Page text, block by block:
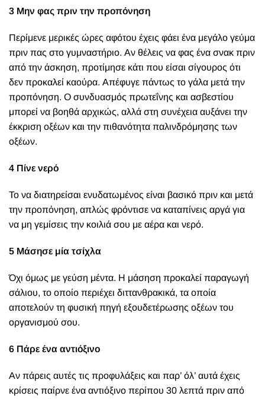
3 Μην φας πριν την προπόνηση
Περίμενε μερικές ώρες αφότου έχεις φάει ένα μεγάλο γεύμα
πριν πας στο γυμναστήριο. Αν θέλεις να φας ένα σνακ πριν
από την άσκηση, προτίμησε κάτι που είσαι σίγουρος ότι
δεν προκαλεί καούρα. Απέφυγε πάντως το γάλα μετά την
προπόνηση. Ο συνδυασμός πρωτεΐνης και ασβεστίου
μπορεί να βοηθά αρχικώς, αλλά στη συνέχεια αυξάνει την
έκκριση οξέων και την πιθανότητα παλινδρόμησης των
οξέων.
4 Πίνε νερό
Το να διατηρείσαι ενυδατωμένος είναι βασικό πριν και μετά
την προπόνηση, απλώς φρόντισε να καταπίνεις αργά για
να μη γεμίσεις την κοιλιά σου με αέρα και νερό.
5 Μάσησε μία τσίχλα
Όχι όμως με γεύση μέντα. Η μάσηση προκαλεί παραγωγή
σάλιου, το οποίο περιέχει διττανθρακικά, τα οποία
αποτελούν τη φυσική πηγή εξουδετέρωσης οξέων του
οργανισμού σου.
6 Πάρε ένα αντιόξινο
Αν πάρεις αυτές τις προφυλάξεις και παρ’ όλ’ αυτά έχεις
κρίσεις παίρνε ένα αντιόξινο περίπου 30 λεπτά πριν από